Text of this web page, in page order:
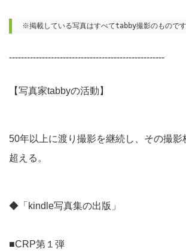
※掲載している写真はすべてtabby撮影のものです
----------------------------------------------------
【写真家tabbyの活動】
50年以上に渡り撮影を継続し、その撮影
超える。
◆「kindle写真集の出版」
■CRP第１弾